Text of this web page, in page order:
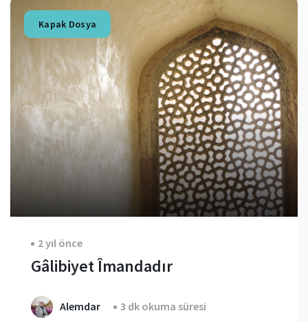
Kapak Dosya
2 yıl önce
Gâlibiyet Îmandadır
Alemdar 3 dk okuma süresi